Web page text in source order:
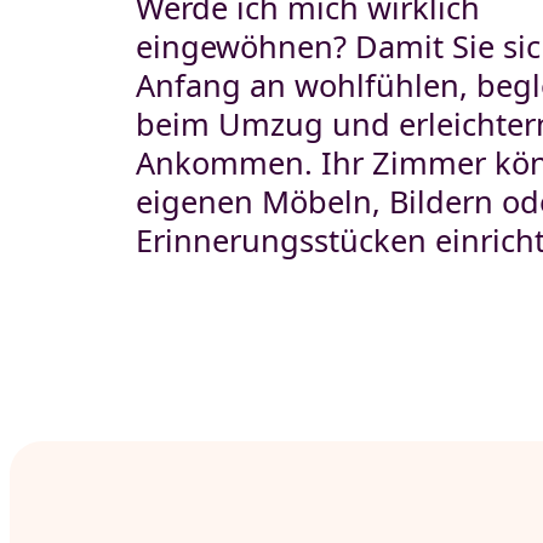
eingewöhnen? Damit Sie
Anfang an wohlfühlen,
beim Umzug und
Ankommen. Ihr Zimmer
eigenen Möbeln, Bildern
Erinnerungsstücken